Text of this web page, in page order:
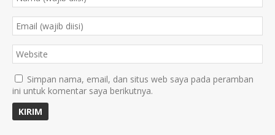
Simpan nama, email, dan situs web saya pada peramban
ini untuk komentar saya berikutnya.